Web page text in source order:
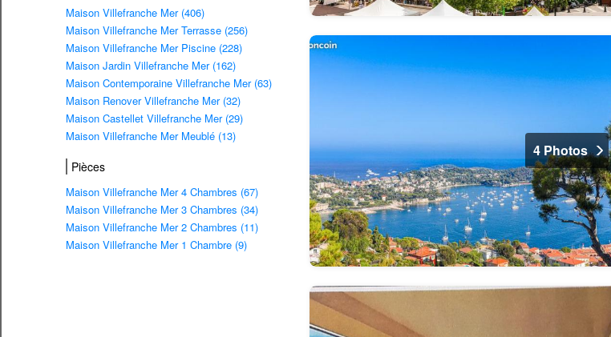
Maison Villefranche Mer (406)
Maison Villefranche Mer Terrasse (256)
Maison Villefranche Mer Piscine (228)
Maison Jardin Villefranche Mer (162)
Maison Contemporaine Villefranche Mer (63)
Maison Renover Villefranche Mer (32)
Maison Castellet Villefranche Mer (29)
Maison Villefranche Mer Meublé (13)
Pièces
Maison Villefranche Mer 4 Chambres (67)
Maison Villefranche Mer 3 Chambres (34)
Maison Villefranche Mer 2 Chambres (11)
Maison Villefranche Mer 1 Chambre (9)
4 Photos